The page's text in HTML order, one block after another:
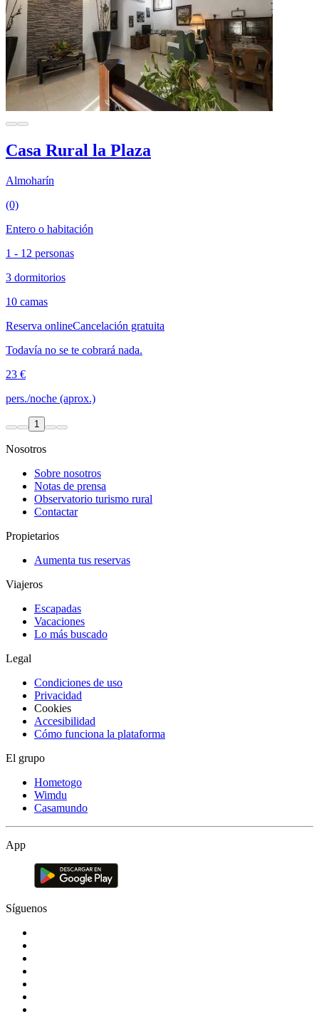
Casa Rural la Plaza
Almoharín
(0)
Entero o habitación
1 - 12 personas
3 dormitorios
10 camas
Reserva onlineCancelación gratuita
Todavía no se te cobrará nada.
23 €
pers./noche (aprox.)
1
Nosotros
Sobre nosotros
Notas de prensa
Observatorio turismo rural
Contactar
Propietarios
Aumenta tus reservas
Viajeros
Escapadas
Vacaciones
Lo más buscado
Legal
Condiciones de uso
Privacidad
Cookies
Accesibilidad
Cómo funciona la plataforma
El grupo
Hometogo
Wimdu
Casamundo
App
Síguenos